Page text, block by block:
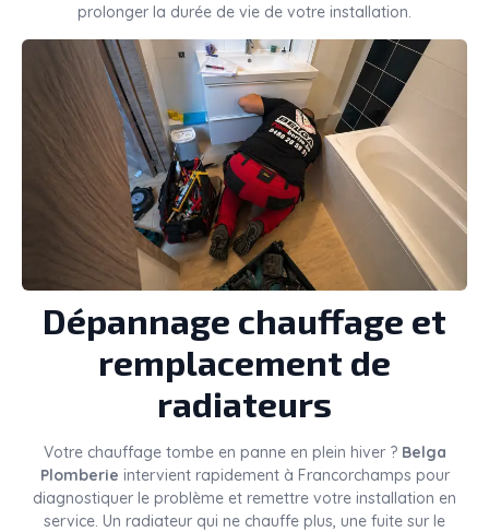
prolonger la durée de vie de votre installation.
Dépannage chauffage et
remplacement de
radiateurs
Votre chauffage tombe en panne en plein hiver ? Belga
Plomberie intervient rapidement à Francorchamps pour
diagnostiquer le problème et remettre votre installation en
service. Un radiateur qui ne chauffe plus, une fuite sur le